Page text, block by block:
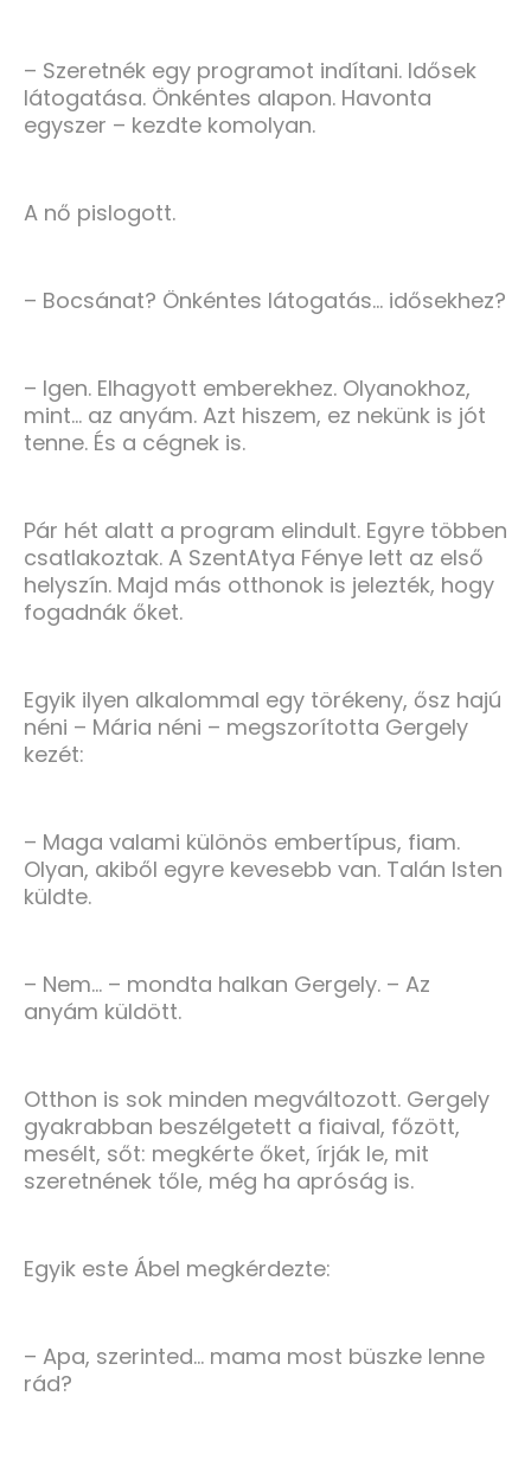
– Szeretnék egy programot indítani. Idősek
látogatása. Önkéntes alapon. Havonta
egyszer – kezdte komolyan.
A nő pislogott.
– Bocsánat? Önkéntes látogatás… idősekhez?
– Igen. Elhagyott emberekhez. Olyanokhoz,
mint… az anyám. Azt hiszem, ez nekünk is jót
tenne. És a cégnek is.
Pár hét alatt a program elindult. Egyre többen
csatlakoztak. A SzentAtya Fénye lett az első
helyszín. Majd más otthonok is jelezték, hogy
fogadnák őket.
Egyik ilyen alkalommal egy törékeny, ősz hajú
néni – Mária néni – megszorította Gergely
kezét:
– Maga valami különös embertípus, fiam.
Olyan, akiből egyre kevesebb van. Talán Isten
küldte.
– Nem… – mondta halkan Gergely. – Az
anyám küldött.
Otthon is sok minden megváltozott. Gergely
gyakrabban beszélgetett a fiaival, főzött,
mesélt, sőt: megkérte őket, írják le, mit
szeretnének tőle, még ha apróság is.
Egyik este Ábel megkérdezte:
– Apa, szerinted… mama most büszke lenne
rád?